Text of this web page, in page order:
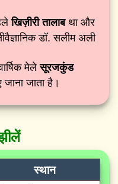
खिज़ीरी तालाबथा और
डॉ. सलीम अली
मेलेसूरजकुंड
जाता है।
स्थान